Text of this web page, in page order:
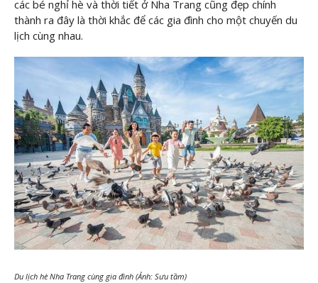
các bé nghỉ hè và thời tiết ở Nha Trang cũng đẹp chính
thành ra đây là thời khắc để các gia đình cho một chuyến du
lịch cùng nhau.
Du lịch hè Nha Trang cùng gia đình (Ảnh: Sưu tầm)